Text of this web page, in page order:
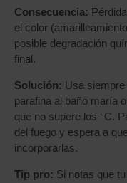
Consecuencia:
el color
posible degradación
final.
Solución: Usa
parafina al baño maría
que no supere los °C.
del fuego y espera a
incorporarlas.
Tip pro: Si notas que